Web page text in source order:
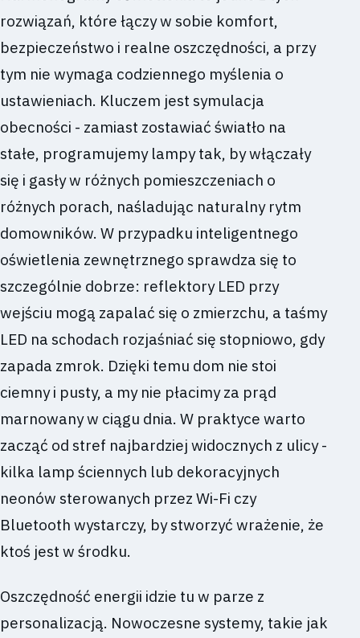
rozwiązań, które łączy w sobie komfort,
bezpieczeństwo i realne oszczędności, a przy
tym nie wymaga codziennego myślenia o
ustawieniach. Kluczem jest symulacja
obecności - zamiast zostawiać światło na
stałe, programujemy lampy tak, by włączały
się i gasły w różnych pomieszczeniach o
różnych porach, naśladując naturalny rytm
domowników. W przypadku inteligentnego
oświetlenia zewnętrznego sprawdza się to
szczególnie dobrze: reflektory LED przy
wejściu mogą zapalać się o zmierzchu, a taśmy
LED na schodach rozjaśniać się stopniowo, gdy
zapada zmrok. Dzięki temu dom nie stoi
ciemny i pusty, a my nie płacimy za prąd
marnowany w ciągu dnia. W praktyce warto
zacząć od stref najbardziej widocznych z ulicy -
kilka lamp ściennych lub dekoracyjnych
neonów sterowanych przez Wi-Fi czy
Bluetooth wystarczy, by stworzyć wrażenie, że
ktoś jest w środku.
Oszczędność energii idzie tu w parze z
personalizacją. Nowoczesne systemy, takie jak